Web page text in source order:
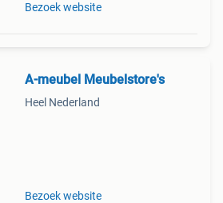
Bezoek website
A-meubel Meubelstore's
Heel Nederland
Bezoek website